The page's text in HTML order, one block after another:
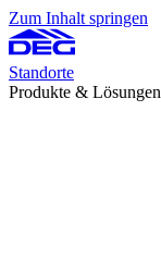
Zum Inhalt springen
Standorte
Produkte & Lösungen